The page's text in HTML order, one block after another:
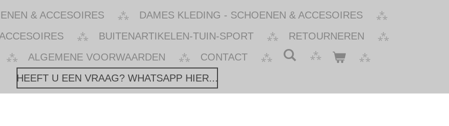
& ACCESOIRES
DAMES KLEDING - SCHOENEN & ACCESOIRES
BUITENARTIKELEN-TUIN-SPORT
RETOURNEREN
ALGEMENE VOORWAARDEN
CONTACT
HEEFT U EEN VRAAG? WHATSAPP HIER...